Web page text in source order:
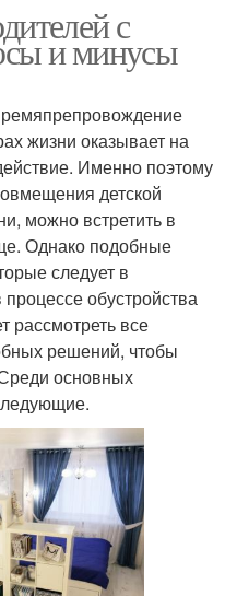
с
и минусы
жизни оказывает на
Именно поэтому
детской
можно встретить в
Однако подобные
следует в
обустройства
рассмотреть все
решений, чтобы
основных